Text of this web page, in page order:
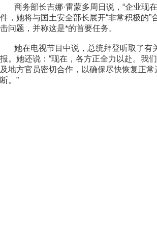
商务部长吉娜·雷蒙多周日说，“企业现
件，她将与国土安全部长展开“非常积极的”
击问题，并称这是*的首要任务。
她在电视节目中说，总统拜登听取了有
报。她还说：“现在，各方正全力以赴。我
及地方官员密切合作，以确保尽快恢复正常
断。”